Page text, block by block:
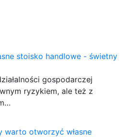
stoisko handlowe - świetny
gospodarczej
ryzykiem, ale też z
warto otworzyć własne